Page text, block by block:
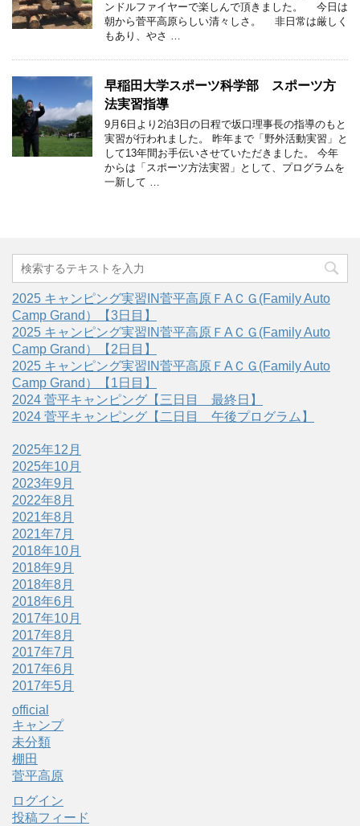
ンドルファイヤーで楽しんで頂きました。 今日は
朝から菅平高原らしい清々しさ。 非日常は厳しく
もあり、やさ …
早稲田大学スポーツ科学部 スポーツ方
法実習指導
9月6日より2泊3日の日程で坂口理事長の指導のもと
実習が行われました。 昨年まで「野外活動実習」と
して13年間お手伝いさせていただきました。 今年
からは「スポーツ方法実習」として、プログラムを
一新して …
2025 キャンピング実習IN菅平高原ＦAＣＧ(Family Auto
Camp Grand）【3日目】
2025 キャンピング実習IN菅平高原ＦAＣＧ(Family Auto
Camp Grand）【2日目】
2025 キャンピング実習IN菅平高原ＦAＣＧ(Family Auto
Camp Grand）【1日目】
2024 菅平キャンピング【三日目 最終日】
2024 菅平キャンピング【二日目 午後プログラム】
2025年12月
2025年10月
2023年9月
2022年8月
2021年8月
2021年7月
2018年10月
2018年9月
2018年8月
2018年6月
2017年10月
2017年8月
2017年7月
2017年6月
2017年5月
official
キャンプ
未分類
棚田
菅平高原
ログイン
投稿フィード